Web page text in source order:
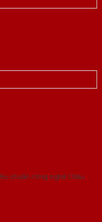
chuẩn công nghệ Châu